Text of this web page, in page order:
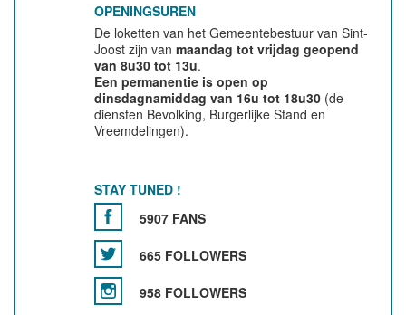
OPENINGSUREN
De loketten van het Gemeentebestuur van Sint-
Joost zijn vanmaandag tot vrijdag geopend
van 8u30 tot 13u.
Een permanentie is open op
dinsdagnamiddag van 16u tot 18u30 (de
diensten Bevolking, Burgerlijke Stand en
Vreemdelingen).
STAY TUNED !
5907 FANS
665 FOLLOWERS
958 FOLLOWERS